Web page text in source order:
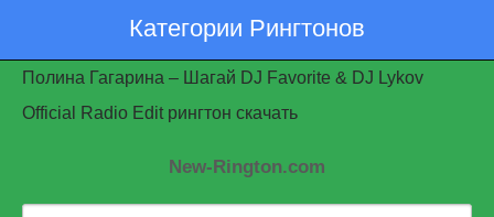
Категории Рингтонов
Полина Гагарина – Шагай DJ Favorite & DJ Lykov
Official Radio Edit рингтон скачать
New-Rington.com